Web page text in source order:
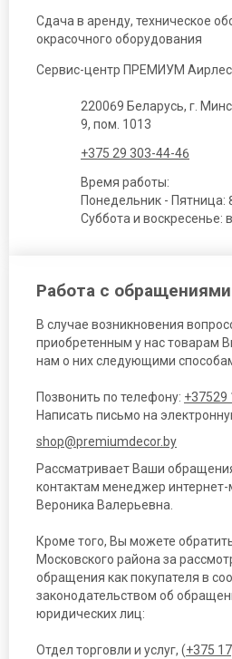
Сдача в аренду, техническое
окрасочного оборудования
Сервис-центр ПРЕМИУМ
220069 Беларусь, г.
9, пом. 1013
+375 29 303-44-46
Время работы:
Понедельник - Пятница:
Суббота и воскресенье:
Работа с
В случае возникновения
приобретенным у нас товарам
нам о них следующими
Позвонить по телефону: +37529
Написать письмо на
shop@premiumdecor.by
Рассматривает Ваши
контактам менеджер интернет-
Вероника Валерьевна.
Кроме того, Вы можете
Московского района за
обращения как покупателя в
законодательством об
юридических лиц:
Отдел торговли и услуг, (+375